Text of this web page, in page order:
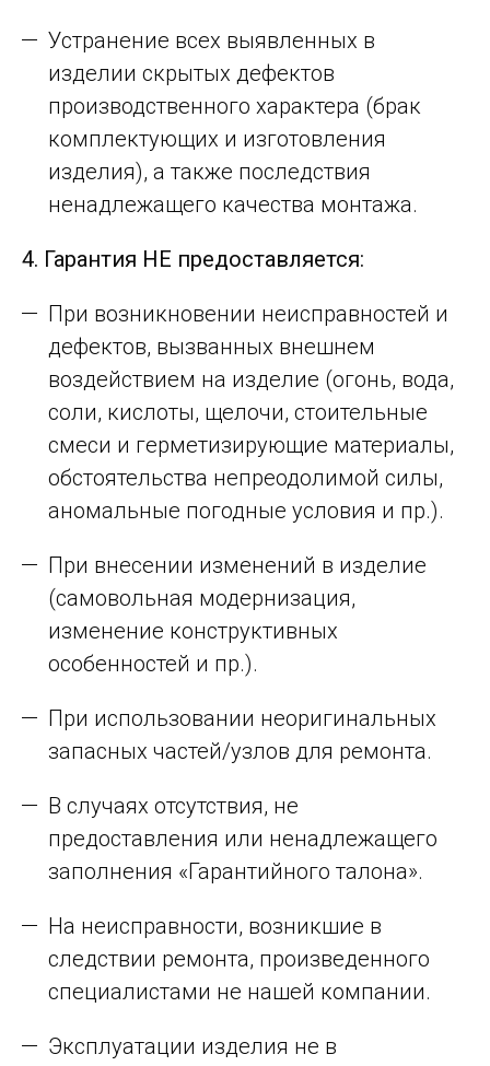
Устранение всех выявленных в
изделии скрытых дефектов
производственного характера (брак
комплектующих и изготовления
изделия), а также последствия
ненадлежащего качества монтажа.
4. Гарантия НЕ предоставляется:
При возникновении неисправностей и
дефектов, вызванных внешнем
воздействием на изделие (огонь, вода,
соли, кислоты, щелочи, стоительные
смеси и герметизирующие материалы,
обстоятельства непреодолимой силы,
аномальные погодные условия и пр.).
При внесении изменений в изделие
(самовольная модернизация,
изменение конструктивных
особенностей и пр.).
При использовании неоригинальных
запасных частей/узлов для ремонта.
В случаях отсутствия, не
предоставления или ненадлежащего
заполнения «Гарантийного талона».
На неисправности, возникшие в
следствии ремонта, произведенного
специалистами не нашей компании.
Эксплуатации изделия не в